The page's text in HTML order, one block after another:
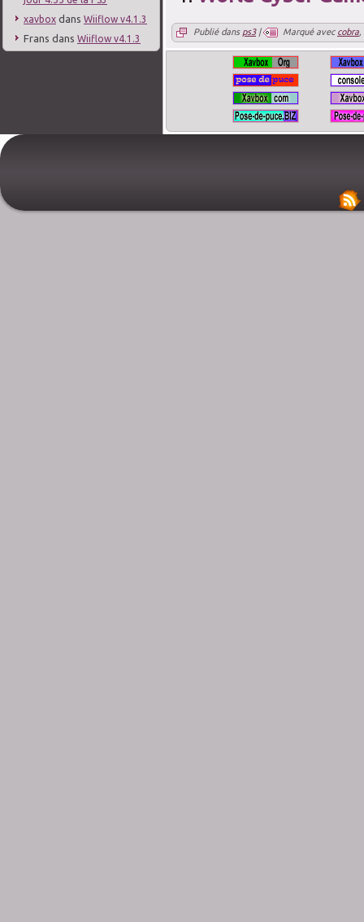
xavbox dans Wiiflow v4.1.3
Frans dans Wiiflow v4.1.3
Publié dans ps3| Marqué avec cobra,